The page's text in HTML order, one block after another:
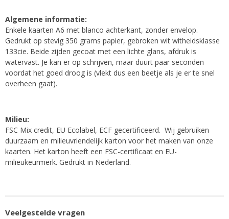
Algemene informatie:
Enkele kaarten A6 met blanco achterkant, zonder envelop.
Gedrukt op stevig 350 grams papier, gebroken wit witheidsklasse
133cie. Beide zijden gecoat met een lichte glans, afdruk is
watervast. Je kan er op schrijven, maar duurt paar seconden
voordat het goed droog is (vlekt dus een beetje als je er te snel
overheen gaat).
Milieu:
FSC Mix credit, EU Ecolabel, ECF gecertificeerd. Wij gebruiken
duurzaam en milieuvriendelijk karton voor het maken van onze
kaarten. Het karton heeft een FSC-certificaat en EU-
milieukeurmerk. Gedrukt in Nederland.
Veelgestelde vragen